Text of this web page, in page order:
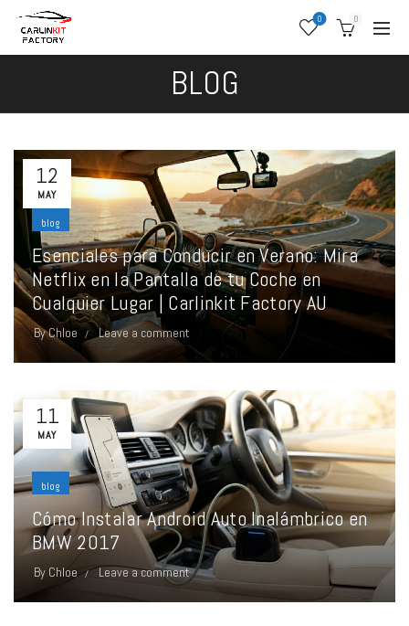
0 0
BLOG
12
MAY
blog
Esenciales para Conducir en Verano: Mira
Netflix en la Pantalla de tu Coche en
Cualquier Lugar | Carlinkit Factory AU
ByChloe Leave a comment
11
MAY
blog
Cómo Instalar Android Auto Inalámbrico en
BMW 2017
By Chloe Leave a comment